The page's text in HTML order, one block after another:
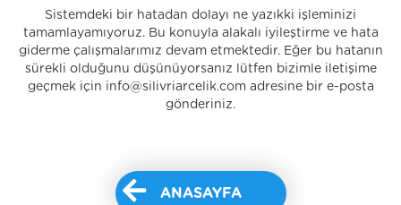
Sistemdeki bir hatadan dolayı ne yazıkki işleminizi
tamamlayamıyoruz. Bu konuyla alakalı iyileştirme ve hata
giderme çalışmalarımız devam etmektedir. Eğer bu hatanın
sürekli olduğunu düşünüyorsanız lütfen bizimle iletişime
geçmek için info@silivriarcelik.com adresine bir e-posta
gönderiniz.
ANASAYFA